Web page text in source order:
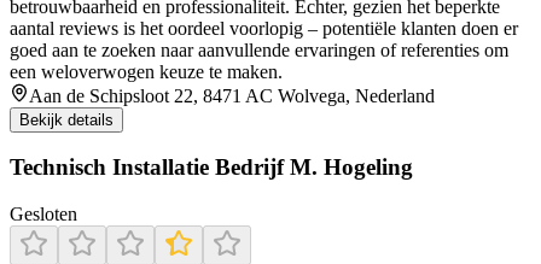
betrouwbaarheid en professionaliteit. Echter, gezien het beperkte
aantal reviews is het oordeel voorlopig – potentiële klanten doen er
goed aan te zoeken naar aanvullende ervaringen of referenties om
een weloverwogen keuze te maken.
Aan de Schipsloot 22, 8471 AC Wolvega, Nederland
Bekijk details
Technisch Installatie Bedrijf M. Hogeling
Gesloten